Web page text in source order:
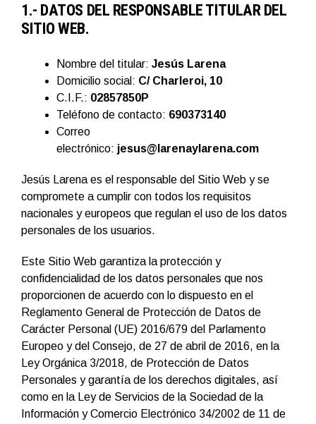
1.- DATOS DEL RESPONSABLE TITULAR DEL
SITIO WEB.
Nombre del titular: Jesús Larena
Domicilio social: C/ Charleroi, 10
C.I.F.: 02857850P
Teléfono de contacto: 690373140
Correo
electrónico: jesus@larenaylarena.com
Jesús Larena es el responsable del Sitio Web y se
compromete a cumplir con todos los requisitos
nacionales y europeos que regulan el uso de los datos
personales de los usuarios.
Este Sitio Web garantiza la protección y
confidencialidad de los datos personales que nos
proporcionen de acuerdo con lo dispuesto en el
Reglamento General de Protección de Datos de
Carácter Personal (UE) 2016/679 del Parlamento
Europeo y del Consejo, de 27 de abril de 2016, en la
Ley Orgánica 3/2018, de Protección de Datos
Personales y garantía de los derechos digitales, así
como en la Ley de Servicios de la Sociedad de la
Información y Comercio Electrónico 34/2002 de 11 de